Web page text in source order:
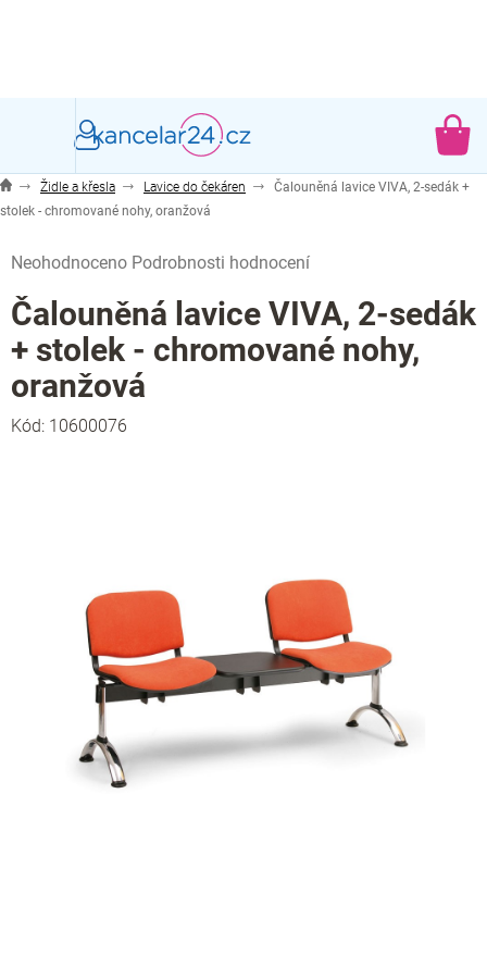
Židle a křesla Lavice do čekáren
Čalouněná lavice VIVA, 2-sedák +
stolek - chromované nohy, oranžová
hodnocení
produktu
je
0,0
5
hvězdiček.
Neohodnoceno Podrobnosti hodnocení
Čalouněná lavice VIVA, 2-sedák
+ stolek - chromované nohy,
oranžová
Kód: 10600076